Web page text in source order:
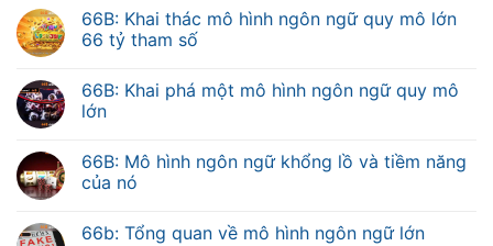
66B: Khai thác mô hình ngôn ngữ quy mô lớn
66 tỷ tham số
66B: Khai phá một mô hình ngôn ngữ quy mô
lớn
66B: Mô hình ngôn ngữ khổng lồ và tiềm năng
của nó
66b: Tổng quan về mô hình ngôn ngữ lớn